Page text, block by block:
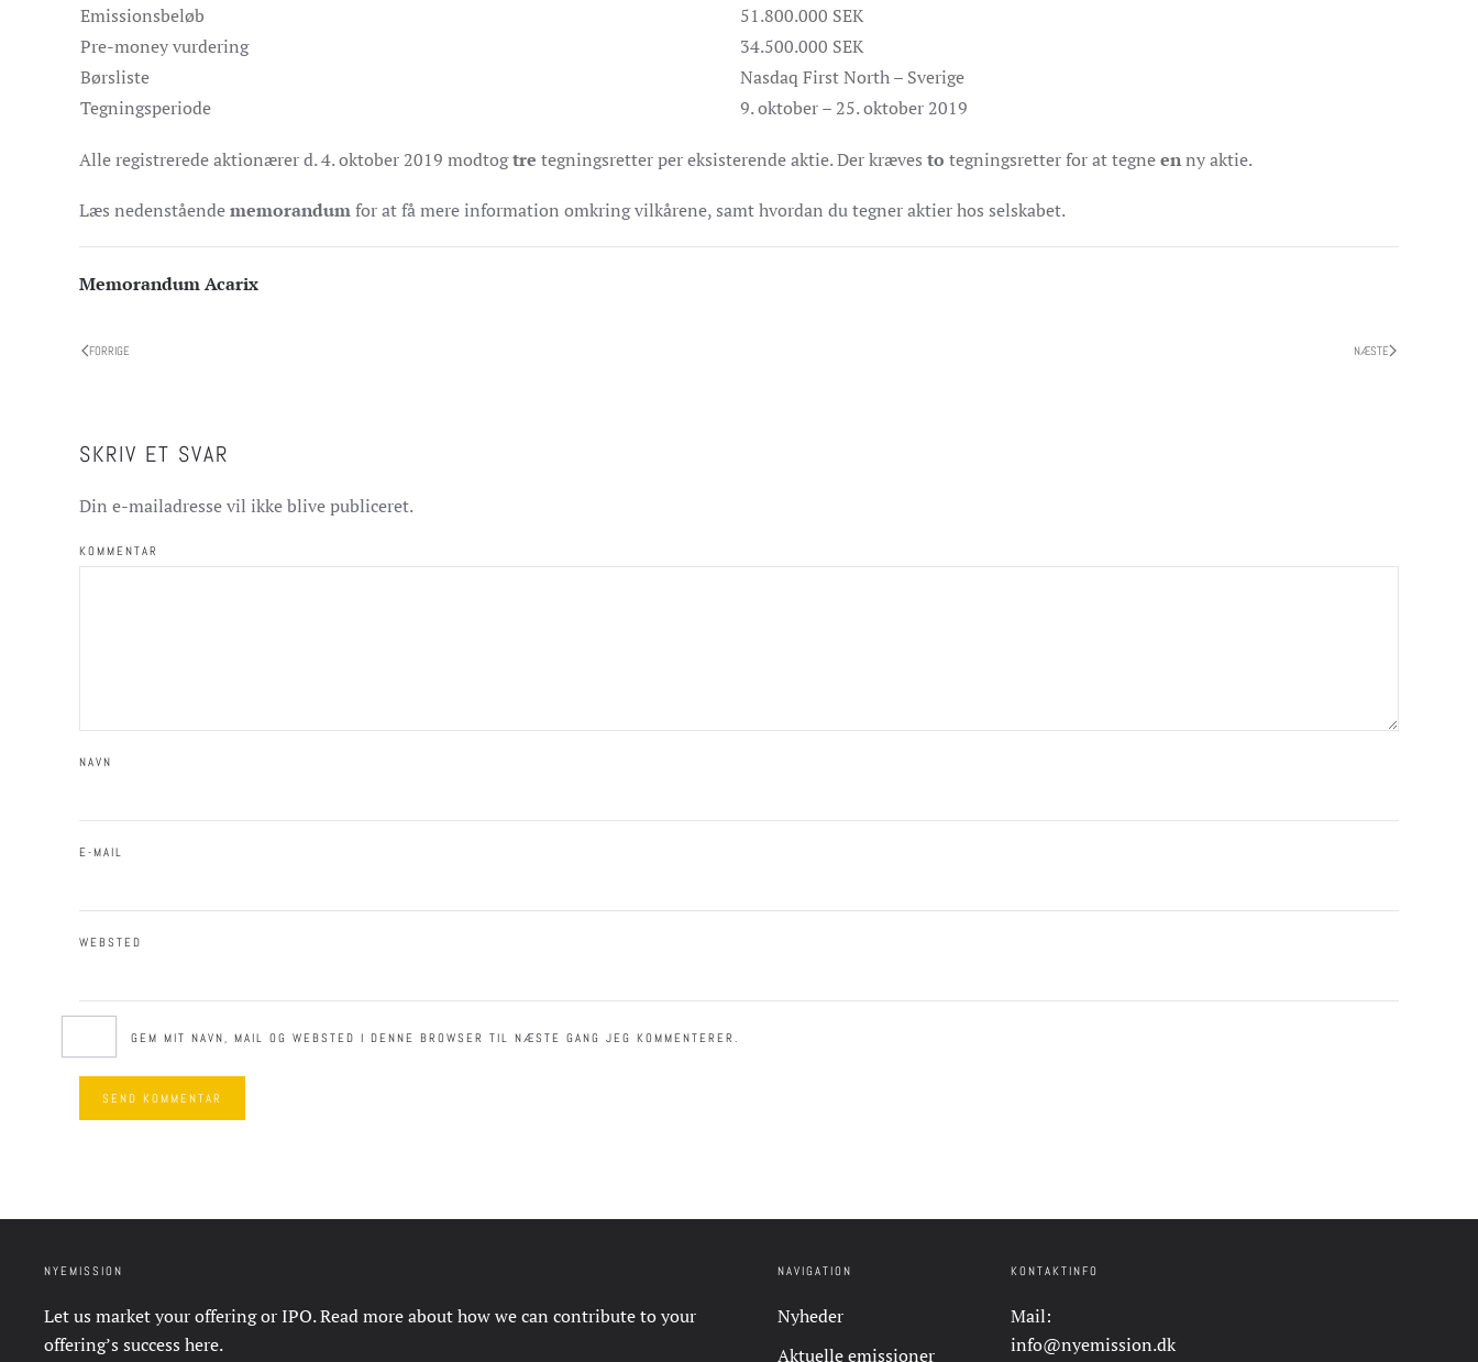
Emissionsbeløb
51.800.000 SEK
Pre-money vurdering
34.500.000 SEK
Børsliste
Nasdaq First North – Sverige
Tegningsperiode
9. oktober – 25. oktober 2019
Alle registrerede aktionærer d. 4. oktober 2019 modtogtre tegningsretter per eksisterende aktie. Der kræves to tegningsretter for at tegneenny aktie.
Læs nedenståendememorandumfor at få mere information omkring vilkårene, samt hvordan du tegner aktier hos selskabet.
Memorandum Acarix
FORRIGE NÆSTE
SKRIV ET SVAR
Din e-mailadresse vil ikke blive publiceret.
KOMMENTAR
NAVN
E-MAIL
WEBSTED
GEM MIT NAVN, MAIL OG WEBSTED I DENNE BROWSER TIL NÆSTE GANG JEG KOMMENTERER.
SEND KOMMENTAR
NYEMISSION
Let us market your offering or IPO. Read more about how we can contribute to your
offering’s success here.
NAVIGATION
Nyheder
Aktuelle emissioner
KONTAKTINFO
Mail:
info@nyemission.dk